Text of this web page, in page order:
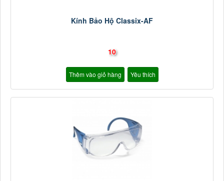
Kính Bảo Hộ Classix-AF
10
Thêm vào giỏ hàng Yêu thích